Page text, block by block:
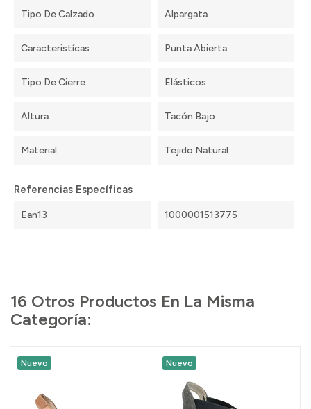
Tipo De Calzado Alpargata
Caracteristícas Punta Abierta
Tipo De Cierre Elásticos
Altura Tacón Bajo
Material Tejido Natural
Referencias Específicas
Ean13 1000001513775
16 Otros Productos En La Misma
Categoría:
Nuevo Nuevo